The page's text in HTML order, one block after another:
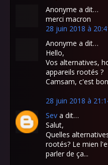
Anonyme a dit…
merci macron
28 juin 2018 à
Anonyme a dit…
Hello,
Vos alternatives,
appareils rootés ?
Camsam, c'est
28 juin 2018 à
Sev a dit…
Salut,
Quelles
rootés? Le mien
parler de ça...